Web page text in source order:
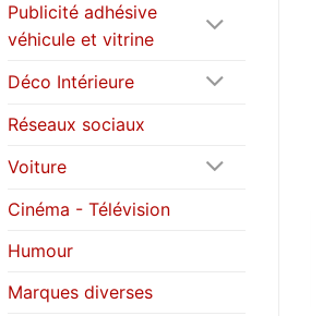
Publicité adhésive
véhicule et vitrine
Déco Intérieure
Réseaux sociaux
Voiture
Cinéma - Télévision
Humour
Marques diverses